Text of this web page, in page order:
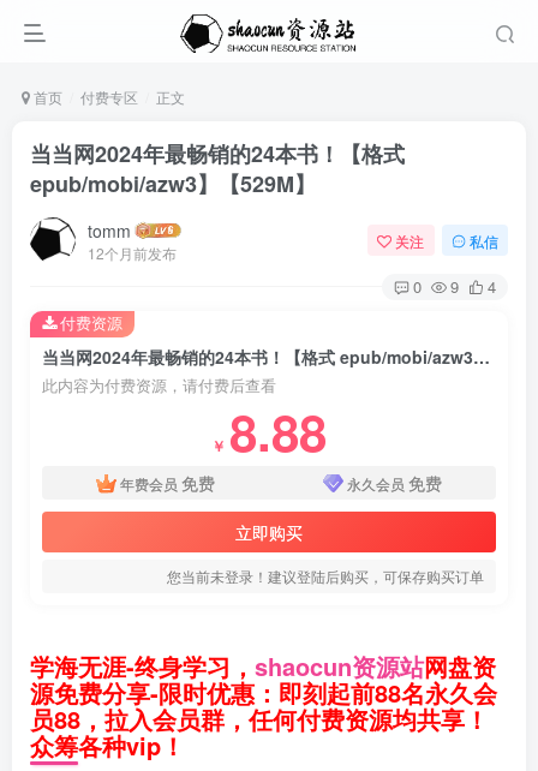
首页 付费专区 正文
当当网2024年最畅销的24本书！【格式
epub/mobi/azw3】【529M】
tomm
12个月前发布
关注 私信
0 9 4
当当网2024年最畅销的24本书！【格式 epub/mobi/azw3】【529M】
此内容为付费资源，请付费后查看
￥ 8.88
年费会员 免费 永久会员 免费
立即购买
您当前未登录！建议登陆后购买，可保存购买订单
付费资源
学海无涯-终身学习， shaocun资源站网盘资
源免费分享-限时优惠：即刻起前88名永久会
员88，拉入会员群，任何付费资源均共享！
众筹各种vip！